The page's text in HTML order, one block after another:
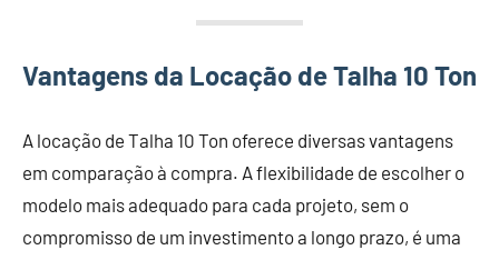
Vantagens da Locação de Talha 10 Ton
A locação de Talha 10 Ton oferece diversas vantagens
em comparação à compra. A flexibilidade de escolher o
modelo mais adequado para cada projeto, sem o
compromisso de um investimento a longo prazo, é uma